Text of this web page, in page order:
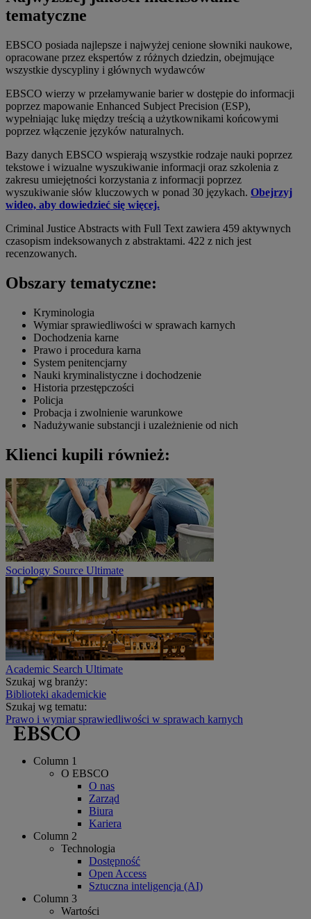
tematyczne
EBSCO posiada najlepsze i najwyżej cenione słowniki naukowe,
opracowane przez ekspertów z różnych dziedzin, obejmujące
wszystkie dyscypliny i głównych wydawców
EBSCO wierzy w przełamywanie barier w dostępie do informacji
poprzez mapowanie Enhanced Subject Precision (ESP),
wypełniając lukę między treścią a użytkownikami końcowymi
poprzez włączenie języków naturalnych.
Bazy danych EBSCO wspierają wszystkie rodzaje nauki poprzez
tekstowe i wizualne wyszukiwanie informacji oraz szkolenia z
zakresu umiejętności korzystania z informacji poprzez
wyszukiwanie słów kluczowych w ponad 30 językach. Obejrzyj
wideo, aby dowiedzieć się więcej.
Criminal Justice Abstracts with Full Text zawiera 459 aktywnych
czasopism indeksowanych z abstraktami. 422 z nich jest
recenzowanych.
Obszary tematyczne:
Kryminologia
Wymiar sprawiedliwości w sprawach karnych
Dochodzenia karne
Prawo i procedura karna
System penitencjarny
Nauki kryminalistyczne i dochodzenie
Historia przestępczości
Policja
Probacja i zwolnienie warunkowe
Nadużywanie substancji i uzależnienie od nich
Klienci kupili również:
Sociology Source Ultimate
Academic Search Ultimate
Szukaj wg branży:
Biblioteki akademickie
Szukaj wg tematu:
Prawo i wymiar sprawiedliwości w sprawach karnych
Column 1
O EBSCO
O nas
Zarząd
Biura
Kariera
Column 2
Technologia
Dostępność
Open Access
Sztuczna inteligencja (AI)
Column 3
Wartości